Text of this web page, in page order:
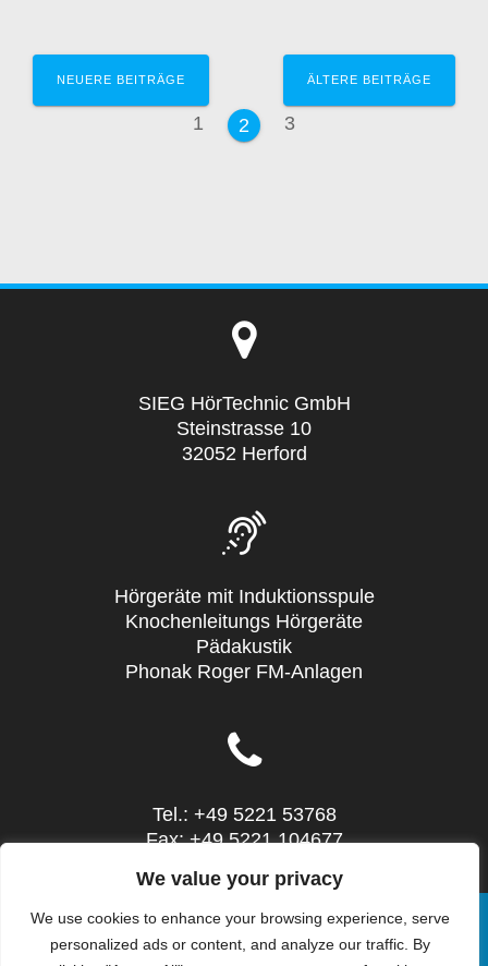
We value your privacy
We use cookies to enhance your browsing experience, serve
personalized ads or content, and analyze our traffic. By
Beitragsnavigation
NEUERE BEITRÄGE
Seite
1 Seite
2 Seite
3
ÄLTERE BEITRÄGE
SIEG HörTechnic GmbH
Steinstrasse 10
32052 Herford
Hörgeräte mit Induktionsspule
Knochenleitungs Hörgeräte
Pädakustik
Phonak Roger FM-Anlagen
Tel.: +49 5221 53768
Fax: +49 5221 104677